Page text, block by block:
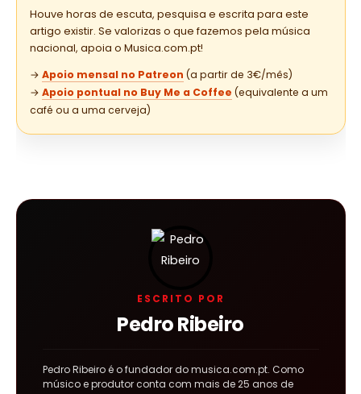
Houve horas de escuta, pesquisa e escrita para este
artigo existir. Se valorizas o que fazemos pela música
nacional, apoia o Musica.com.pt!
→ Apoio mensal no Patreon (a partir de 3€/mês)
→ Apoio pontual no Buy Me a Coffee (equivalente a um
café ou a uma cerveja)
ESCRITO POR
Pedro Ribeiro
Pedro Ribeiro é o fundador do musica.com.pt. Como
músico e produtor conta com mais de 25 anos de